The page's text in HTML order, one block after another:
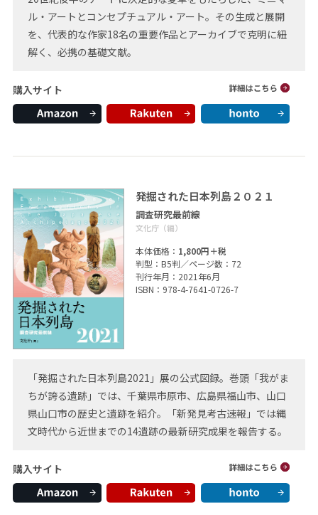
ル・アートとコンセプチュアル・アート。その生成と展開
を、代表的な作家18名の重要作品とアーカイブで克明に紐
解く、必携の基礎文献。
購入サイト
発掘された日本列島２０２１
調査研究最前線
文化庁（編）
本体価格： 1,800円＋税
判型：B5判／ページ数：72
刊行年月：2021年6月
ISBN：978-4-7641-0726-7
「発掘された日本列島2021」展の公式図録。巻頭「我がま
ちが誇る遺跡」では、千葉県市原市、広島県福山市、山口
県山口市の歴史と遺跡を紹介。「新発見考古速報」では縄
文時代から近世までの14遺跡の最新研究成果を報告する。
購入サイト